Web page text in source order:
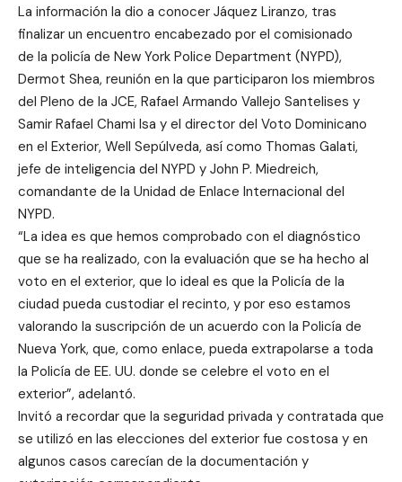
La información la dio a conocer Jáquez Liranzo, tras
finalizar un encuentro encabezado por el comisionado
de la policía de New York Police Department (NYPD),
Dermot Shea, reunión en la que participaron los miembros
del Pleno de la JCE, Rafael Armando Vallejo Santelises y
Samir Rafael Chami Isa y el director del Voto Dominicano
en el Exterior, Well Sepúlveda, así como Thomas Galati,
jefe de inteligencia del NYPD y John P. Miedreich,
comandante de la Unidad de Enlace Internacional del
NYPD.
“La idea es que hemos comprobado con el diagnóstico
que se ha realizado, con la evaluación que se ha hecho al
voto en el exterior, que lo ideal es que la Policía de la
ciudad pueda custodiar el recinto, y por eso estamos
valorando la suscripción de un acuerdo con la Policía de
Nueva York, que, como enlace, pueda extrapolarse a toda
la Policía de EE. UU. donde se celebre el voto en el
exterior”, adelantó.
Invitó a recordar que la seguridad privada y contratada que
se utilizó en las elecciones del exterior fue costosa y en
algunos casos carecían de la documentación y